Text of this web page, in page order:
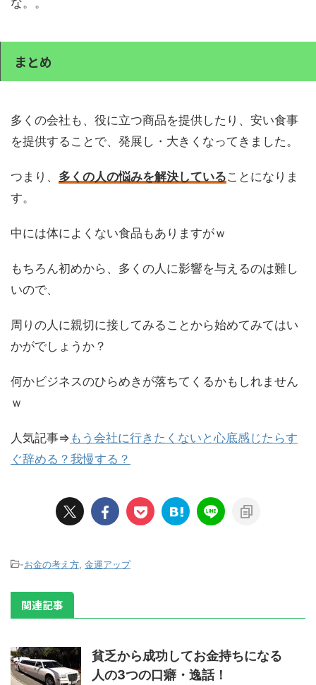
まとめ
多くの会社も、役に立つ商品を提供したり、安い食事
を提供することで、発展し・大きくなってきました。
つまり、 多くの人の悩みを解決していることになりま
す。
中には体によくない食品もありますがｗ
もちろん初めから、多くの人に影響を与えるのは難し
いので、
周りの人に親切に接してみることから始めてみてはい
かがでしょうか？
何かビジネスのひらめきが落ちてくるかもしれません
ｗ
人気記事⇒ もう会社に行きたくないと心底感じたらす
ぐ辞める？我慢する？
-お金の考え方 金運アップ
関連記事
貧乏から成功してお金持ちになる
人の3つの口癖・逸話！